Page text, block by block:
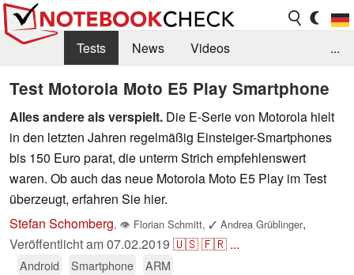
Tests News
Videos
Benchmarks & Tech
Externe Tests
Kaufberatung
Deals Suche
Jobs
Forum
...
Test Motorola Moto E5 Play Smartphone
Alles andere als verspielt. Die E-Serie von Motorola hielt
in den letzten Jahren regelmäßig Einsteiger-Smartphones
bis 150 Euro parat, die unterm Strich empfehlenswert
waren. Ob auch das neue Motorola Moto E5 Play im Test
überzeugt, erfahren Sie hier.
Stefan Schomberg, 👁 Florian Schmitt, ✓ Andrea Grüblinger,
Veröffentlicht am07.02.2019 🇺🇸🇫🇷 ...
Android Smartphone ARM